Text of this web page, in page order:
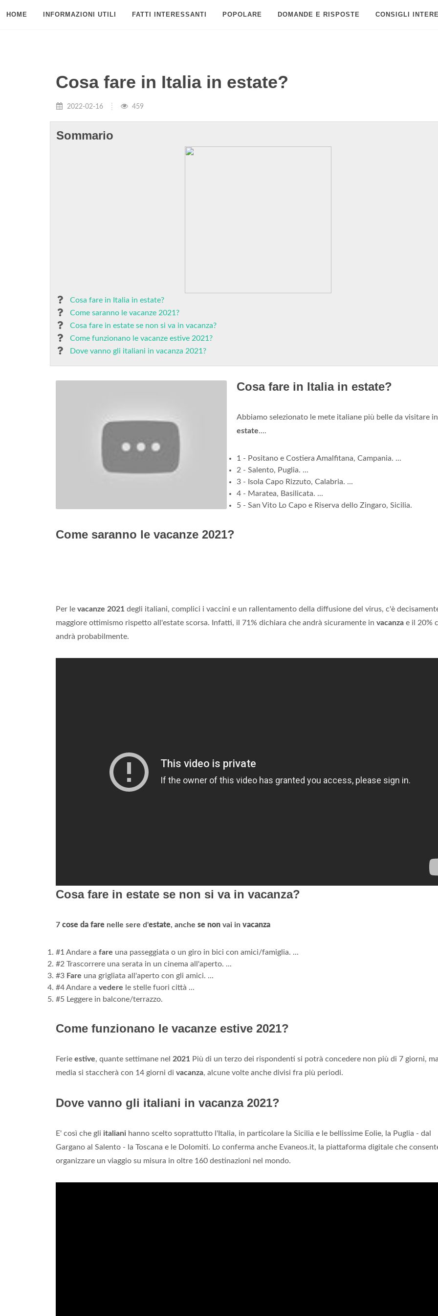
HOME INFORMAZIONI UTILI FATTI INTERESSANTI POPOLARE DOMANDE E RISPOSTE CONSIGLI
Cosa fare in Italia in estate?
2022-02-16 459
Sommario
Cosa fare in Italia in estate?
Come saranno le vacanze 2021?
Cosa fare in estate se non si va in vacanza?
Come funzionano le vacanze estive 2021?
Dove vanno gli italiani in vacanza 2021?
Cosa fare in Italia in estate?
Abbiamo selezionato le mete italiane più belle da visitare in
estate....
1 - Positano e Costiera Amalfitana, Campania. ...
2 - Salento, Puglia. ...
3 - Isola Capo Rizzuto, Calabria. ...
4 - Maratea, Basilicata. ...
5 - San Vito Lo Capo e Riserva dello Zingaro, Sicilia.
Come saranno le vacanze 2021?
Per le vacanze 2021 degli italiani, complici i vaccini e un rallentamento della diffusione del virus, c'è
maggiore ottimismo rispetto all'estate scorsa. Infatti, il 71% dichiara che andrà sicuramente in vacanza e il 20%
andrà probabilmente.
Cosa fare in estate se non si va in vacanza?
7 cose da fare nelle sere d'estate, anche se non vai in vacanza
#1 Andare a fare una passeggiata o un giro in bici con amici/famiglia. ...
#2 Trascorrere una serata in un cinema all'aperto. ...
#3 Fare una grigliata all'aperto con gli amici. ...
#4 Andare a vedere le stelle fuori città ...
#5 Leggere in balcone/terrazzo.
Come funzionano le vacanze estive 2021?
Ferie estive, quante settimane nel 2021 Più di un terzo dei rispondenti si potrà concedere non più di 7 giorni,
media si staccherà con 14 giorni di vacanza, alcune volte anche divisi fra più periodi.
Dove vanno gli italiani in vacanza 2021?
E' così che gli italiani hanno scelto soprattutto l'Italia, in particolare la Sicilia e le bellissime Eolie, la Puglia - dal
Gargano al Salento - la Toscana e le Dolomiti. Lo conferma anche Evaneos.it, la piattaforma digitale che
organizzare un viaggio su misura in oltre 160 destinazioni nel mondo.